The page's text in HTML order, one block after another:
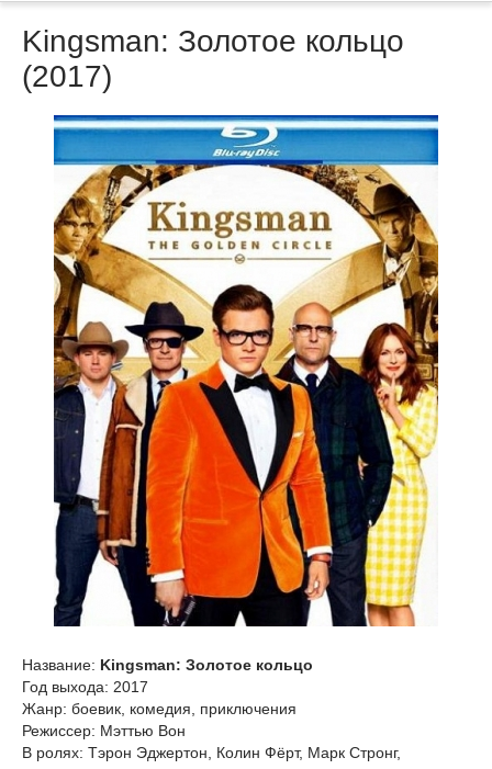
Kingsman: Золотое кольцо
(2017)
Название: Kingsman: Золотое кольцо
Год выхода: 2017
Жанр: боевик, комедия, приключения
Режиссер: Мэттью Вон
В ролях: Тэрон Эджертон, Колин Фёрт, Марк Стронг,